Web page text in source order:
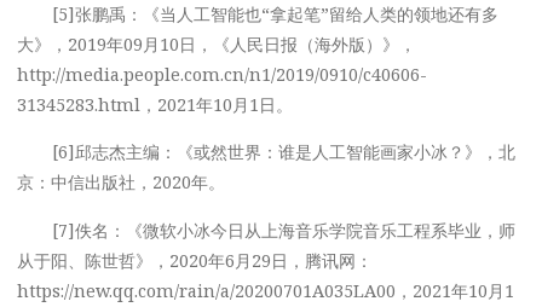
[5]张鹏禹：《当人工智能也“拿起笔”留给人类的领地还有多
大》，2019年09月10日，《人民日报（海外版）》，
http://media.people.com.cn/n1/2019/0910/c40606-
31345283.html，2021年10月1日。
[6]邱志杰主编：《或然世界：谁是人工智能画家小冰？》，北
京：中信出版社，2020年。
[7]佚名：《微软小冰今日从上海音乐学院音乐工程系毕业，师
从于阳、陈世哲》，2020年6月29日，腾讯网：
https://new.qq.com/rain/a/20200701A035LA00，2021年10月1